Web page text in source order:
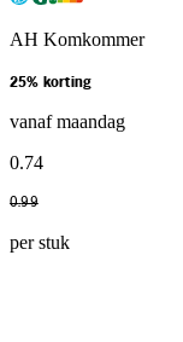
AH Komkommer
25% korting
vanaf maandag
0.74
0.99
per stuk